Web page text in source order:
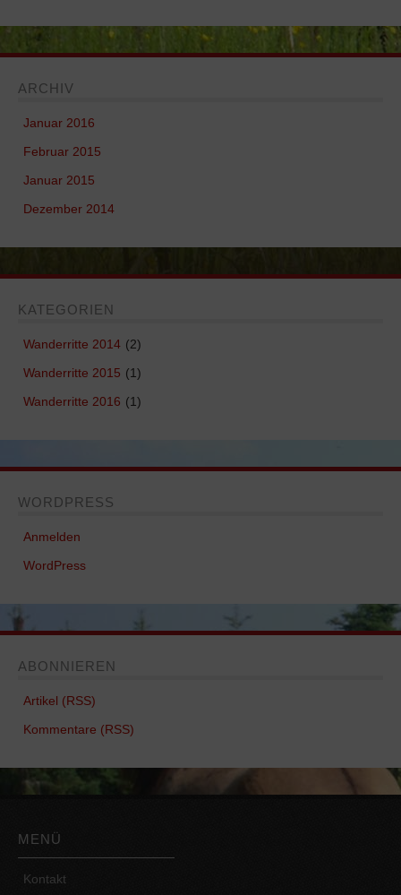
ARCHIV
Januar 2016
Februar 2015
Januar 2015
Dezember 2014
KATEGORIEN
Wanderritte 2014 (2)
Wanderritte 2015 (1)
Wanderritte 2016 (1)
WORDPRESS
Anmelden
WordPress
ABONNIEREN
Artikel (RSS)
Kommentare (RSS)
MENÜ
Kontakt